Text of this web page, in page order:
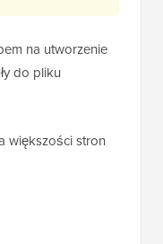
na utworzenie
do pliku
większości stron